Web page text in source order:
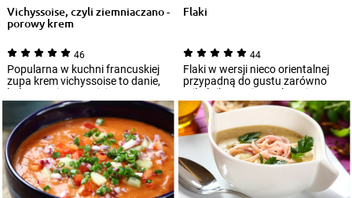
Vichyssoise, czyli ziemniaczano -
porowy krem
46
Popularna w kuchni francuskiej
zupa krem vichyssoise to danie,
które pomimo swojej prostoty,
wyró...
Flaki
44
Flaki w wersji nieco orientalnej
przypadną do gustu zarówno
miłośnikom tej popularnej
potrawy, ja...